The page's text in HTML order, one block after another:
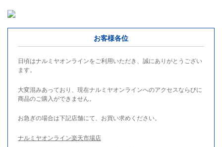
お客様各位
日頃はナルミヤオンラインをご利用いただき、誠にありがとうござい
ます。
大変混みあっており、現在ナルミヤオンラインへのアクセスならびに
商品のご購入ができません。
お急ぎの場合は下記店舗にて、お買い求めください。
ナルミヤオンライン楽天市場店